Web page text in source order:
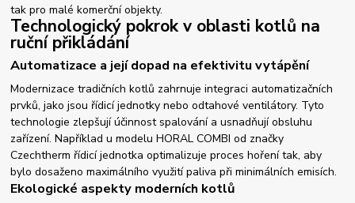
tak pro malé komerční objekty.
Technologický pokrok v oblasti kotlů na
ruční přikládání
Automatizace a její dopad na efektivitu vytápění
Modernizace tradičních kotlů zahrnuje integraci automatizačních
prvků, jako jsou řídicí jednotky nebo odtahové ventilátory. Tyto
technologie zlepšují účinnost spalování a usnadňují obsluhu
zařízení. Například u modelu HORAL COMBI od značky
Czechtherm řídicí jednotka optimalizuje proces hoření tak, aby
bylo dosaženo maximálního využití paliva při minimálních emisích.
Ekologické aspekty moderních kotlů